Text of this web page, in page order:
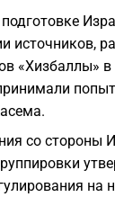
«Хизбаллы»
со стороны
на